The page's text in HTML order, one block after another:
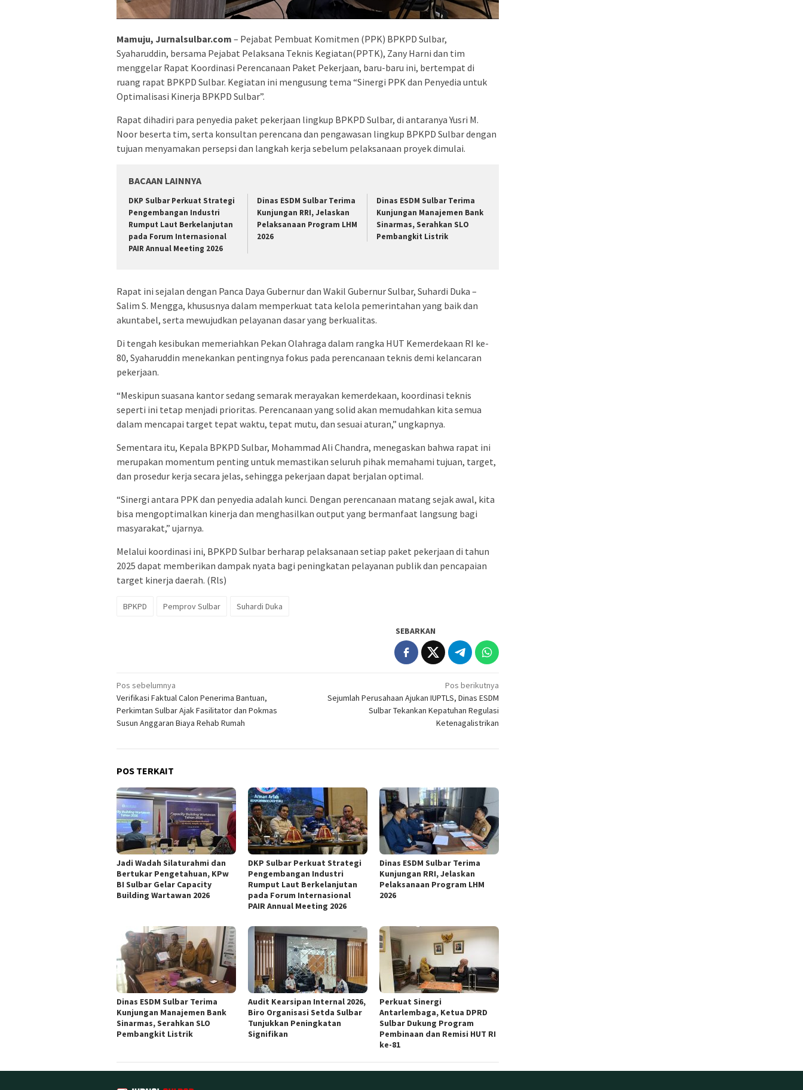
Mamuju, Jurnalsulbar.com – Pejabat Pembuat Komitmen (PPK) BPKPD Sulbar,
Syaharuddin, bersama Pejabat Pelaksana Teknis Kegiatan(PPTK), Zany Harni dan tim
menggelar Rapat Koordinasi Perencanaan Paket Pekerjaan, baru-baru ini, bertempat di
ruang rapat BPKPD Sulbar. Kegiatan ini mengusung tema “Sinergi PPK dan Penyedia untuk
Optimalisasi Kinerja BPKPD Sulbar”.
Rapat dihadiri para penyedia paket pekerjaan lingkup BPKPD Sulbar, di antaranya Yusri M.
Noor beserta tim, serta konsultan perencana dan pengawasan lingkup BPKPD Sulbar dengan
tujuan menyamakan persepsi dan langkah kerja sebelum pelaksanaan proyek dimulai.
BACAAN LAINNYA
DKP Sulbar Perkuat Strategi
Pengembangan Industri
Rumput Laut Berkelanjutan
pada Forum Internasional
PAIR Annual Meeting 2026
Dinas ESDM Sulbar Terima
Kunjungan RRI, Jelaskan
Pelaksanaan Program LHM
2026
Dinas ESDM Sulbar Terima
Kunjungan Manajemen Bank
Sinarmas, Serahkan SLO
Pembangkit Listrik
Rapat ini sejalan dengan Panca Daya Gubernur dan Wakil Gubernur Sulbar, Suhardi Duka –
Salim S. Mengga, khususnya dalam memperkuat tata kelola pemerintahan yang baik dan
akuntabel, serta mewujudkan pelayanan dasar yang berkualitas.
Di tengah kesibukan memeriahkan Pekan Olahraga dalam rangka HUT Kemerdekaan RI ke-
80, Syaharuddin menekankan pentingnya fokus pada perencanaan teknis demi kelancaran
pekerjaan.
“Meskipun suasana kantor sedang semarak merayakan kemerdekaan, koordinasi teknis
seperti ini tetap menjadi prioritas. Perencanaan yang solid akan memudahkan kita semua
dalam mencapai target tepat waktu, tepat mutu, dan sesuai aturan,” ungkapnya.
Sementara itu, Kepala BPKPD Sulbar, Mohammad Ali Chandra, menegaskan bahwa rapat ini
merupakan momentum penting untuk memastikan seluruh pihak memahami tujuan, target,
dan prosedur kerja secara jelas, sehingga pekerjaan dapat berjalan optimal.
“Sinergi antara PPK dan penyedia adalah kunci. Dengan perencanaan matang sejak awal, kita
bisa mengoptimalkan kinerja dan menghasilkan output yang bermanfaat langsung bagi
masyarakat,” ujarnya.
Melalui koordinasi ini, BPKPD Sulbar berharap pelaksanaan setiap paket pekerjaan di tahun
2025 dapat memberikan dampak nyata bagi peningkatan pelayanan publik dan pencapaian
target kinerja daerah. (Rls)
BPKPD Pemprov Sulbar Suhardi Duka
SEBARKAN
Navigasi
pos
Pos sebelumnya
Verifikasi Faktual Calon Penerima Bantuan,
Perkimtan Sulbar Ajak Fasilitator dan Pokmas
Susun Anggaran Biaya Rehab Rumah
Pos berikutnya
Sejumlah Perusahaan Ajukan IUPTLS, Dinas ESDM
Sulbar Tekankan Kepatuhan Regulasi
Ketenagalistrikan
POS TERKAIT
Jadi Wadah Silaturahmi dan
Bertukar Pengetahuan, KPw
BI Sulbar Gelar Capacity
Building Wartawan 2026
DKP Sulbar Perkuat Strategi
Pengembangan Industri
Rumput Laut Berkelanjutan
pada Forum Internasional
PAIR Annual Meeting 2026
Dinas ESDM Sulbar Terima
Kunjungan RRI, Jelaskan
Pelaksanaan Program LHM
2026
Dinas ESDM Sulbar Terima
Kunjungan Manajemen Bank
Sinarmas, Serahkan SLO
Pembangkit Listrik
Audit Kearsipan Internal 2026,
Biro Organisasi Setda Sulbar
Tunjukkan Peningkatan
Signifikan
Perkuat Sinergi
Antarlembaga, Ketua DPRD
Sulbar Dukung Program
Pembinaan dan Remisi HUT RI
ke-81